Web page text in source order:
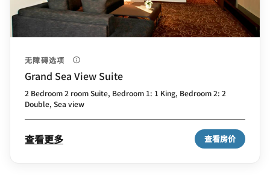
无障碍选项
Grand Sea View Suite
2 Bedroom 2 room Suite, Bedroom 1: 1 King, Bedroom 2: 2
Double, Sea view
查看更多 查看房价